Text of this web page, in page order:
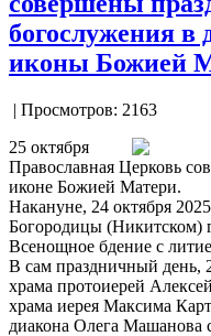
богослужения в
иконы Божией
| Просмотров: 2163
25 октября
Православная Церковь
иконе Божией Матери.
Накануне, 24 октября
Богородицы (Никитском)
Всенощное бдение с
В сам праздничный день,
храма протоиерей
храма иерея Максима
диакона Олега